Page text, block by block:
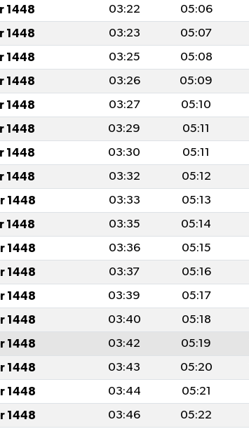
1448 03:22 05:06
1448 03:23 05:07
1448 03:25 05:08
1448 03:26 05:09
1448 03:27 05:10
1448 03:29 05:11
1448 03:30 05:11
1448 03:32 05:12
1448 03:33 05:13
1448 03:35 05:14
1448 03:36 05:15
1448 03:37 05:16
1448 03:39 05:17
1448 03:40 05:18
1448 03:42 05:19
1448 03:43 05:20
1448 03:44 05:21
1448 03:46 05:22